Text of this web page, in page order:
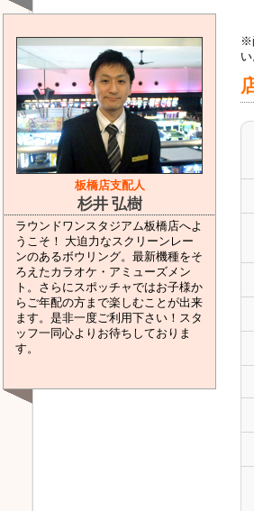
※
板橋店支配人
杉井 弘樹
ラウンドワンスタジアム板橋店へよ
うこそ！ 大迫力なスクリーンレー
ンのあるボウリング。最新機種をそ
ろえたカラオケ・アミューズメン
ト。さらにスポッチャではお子様か
らご年配の方まで楽しむことが出来
ます。是非一度ご利用下さい！スタ
ッフ一同心よりお待ちしておりま
す。